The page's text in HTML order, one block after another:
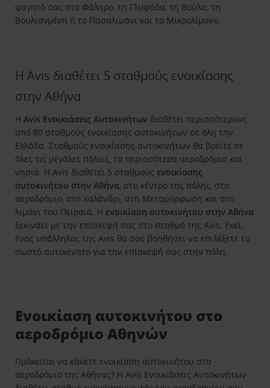
φαγητό σας στο Φάληρο, τη Γλυφάδα, τη Βούλα, τη
Βουλιαγμένη ή το Πασαλιμάνι και το Μικρολίμανο.
Η Avis διαθέτει 5 σταθμούς ενοικίασης
στην Αθήνα
Η Avis Ενοικιάσεις Αυτοκινήτων διαθέτει περισσότερους
από 80 σταθμούς ενοικίασης αυτοκινήτων σε όλη την
Ελλάδα. Σταθμούς ενοικίασης αυτοκινήτων θα βρείτε σε
όλες τις μεγάλες πόλεις, τα περισσότερα αεροδρόμια και
νησιά. Η Avis διαθέτει 5 σταθμούς ενοικίασης
αυτοκινήτου στην Αθήνα , στο κέντρο της πόλης, στο
αεροδρόμιο, στο Χαλάνδρι, στη Μεταμόρφωση και στο
λιμάνι του Πειραιά. Η ενοικίαση αυτοκινήτου στην Αθήνα
ξεκινάει με την επίσκεψή σας στο σταθμό της Avis. Εκεί,
ένας υπάλληλος της Avis θα σας βοηθήσει να επιλέξετε το
σωστό αυτοκίνητο για την επίσκεψή σας στην πόλη.
Ενοικίαση αυτοκινήτου στο
αεροδρόμιο Αθηνών
Πρόκειται να κάνετε ενοικίαση αυτοκινήτου στο
αεροδρόμιο της Αθήνας? Η Avis Ενοικιάσεις Αυτοκινήτων